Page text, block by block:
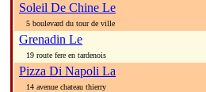
Soleil De Chine Le
5 boulevard du tour de ville
Grenadin Le
19 route fere en tardenois
Pizza Di Napoli La
14 avenue chateau thierry